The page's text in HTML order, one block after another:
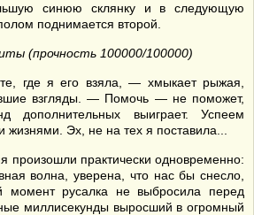
синюю склянку и в следующую
поднимается второй.
(прочность 100000/100000)
где я его взяла, — хмыкает рыжая,
взгляды. — Помочь — не поможет,
дополнительных выиграет. Успеем
Эх, не на тех я поставила...
произошли практически одновременно:
волна, уверена, что нас бы снесло,
момент русалка не выбросила перед
миллисекунды выросший в огромный